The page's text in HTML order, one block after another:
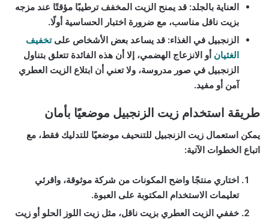
العناية بالجلد: قد يمنح الزيت المخفف ترطيبًا مؤقتًا عند مزجه
بزيت ناقل مناسب، مع ضرورة اختبار الحساسية أولًا.
الزنجبيل في الغذاء: قد يساعد بعض الأشخاص علىتخفيف
الغثيان أو الانزعاج الهضمي، إلا أن هذه الفائدة تتعلق بتناول
الزنجبيل في صور مدروسة، ولا تعني أن ابتلاع الزيت العطري
آمن أو مفيد.
طريقة استخدام زيت الزنجبيل موضعيًا بأمان
يمكن استعمال زيت الزنجبيل للتنحيف موضعيًا للتدليك فقط، مع
اتباع الخطوات الآتية:
اختاري منتجًا واضح المكونات من شركة موثوقة، واقرئي
تعليمات الاستخدام المكتوبة على العبوة.
خففي الزيت العطري بزيت ناقل، مثل زيت اللوز الحلو أو زيت